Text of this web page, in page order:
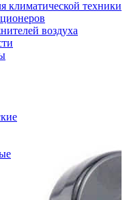
климатической техники
воздуха